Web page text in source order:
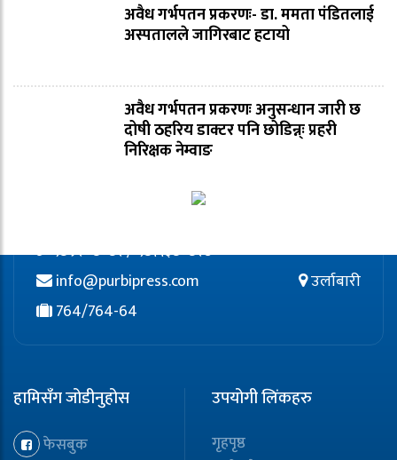
अवैध गर्भपतन प्रकरणः- डा. ममता पंडितलाई
अस्पतालले जागिरबाट हटायो
अवैध गर्भपतन प्रकरणः अनुसन्धान जारी छ
दोषी ठहरिय डाक्टर पनि छोडिन्न्ः प्रहरी
निरिक्षक नेम्वाङ
९८५२०८०८२ / ९८११३८०८२७
info@purbipress.com
उर्लाबारी
764/764-64
हामिसँग जोडीनुहोस
फेसबुक
उपयोगी लिंकहरु
गृहपृष्ठ